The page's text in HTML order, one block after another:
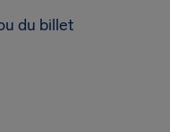
du billet